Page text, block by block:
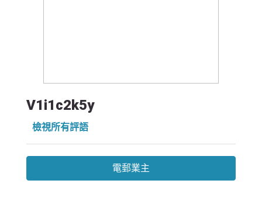
V1i1c2k5y
檢視所有評語
電郵業主